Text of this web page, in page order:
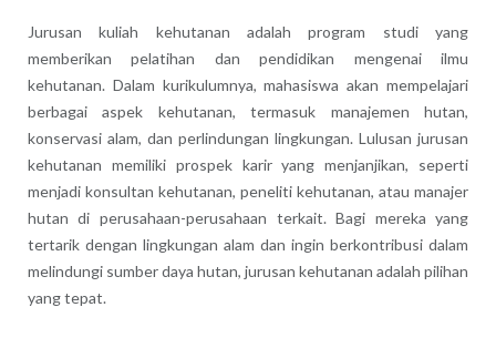
Jurusan kuliah kehutanan adalah program studi yang
memberikan pelatihan dan pendidikan mengenai ilmu
kehutanan. Dalam kurikulumnya, mahasiswa akan mempelajari
berbagai aspek kehutanan, termasuk manajemen hutan,
konservasi alam, dan perlindungan lingkungan. Lulusan jurusan
kehutanan memiliki prospek karir yang menjanjikan, seperti
menjadi konsultan kehutanan, peneliti kehutanan, atau manajer
hutan di perusahaan-perusahaan terkait. Bagi mereka yang
tertarik dengan lingkungan alam dan ingin berkontribusi dalam
melindungi sumber daya hutan, jurusan kehutanan adalah pilihan
yang tepat.